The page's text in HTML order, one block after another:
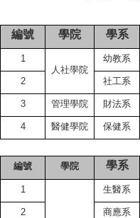
編號 學院 學系
1
人社學院
幼教系
2 社工系
3 管理學院 財法系
4 醫健學院 保健系
編號 學院 學系
1 生醫系
2 商應系